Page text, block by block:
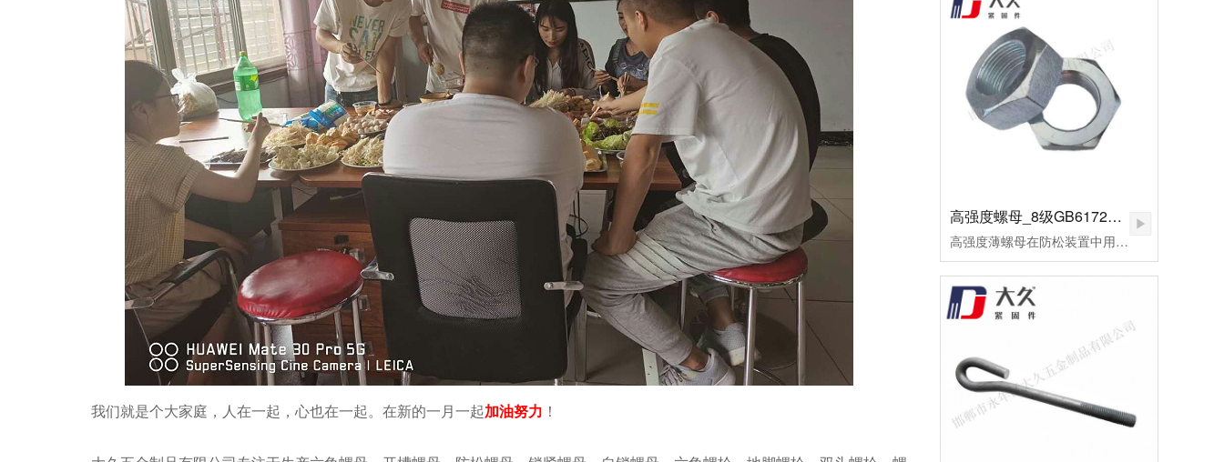
我们就是个大家庭，人在一起，心也在一起。在新的一月一起加油努力 ！
高强度螺母_8级GB6172镀锌薄螺母
高强度薄螺母在防松装置中用作副螺母，起锁紧作用，或用于螺纹连接副主要承受剪切力的地方。用高强度钢制造的，或者需要施以较大预紧力的螺母，皆可称为高强度螺母。高强度螺母多用于桥梁、钢轨、高压及超高压设备的连接。这种螺母的断裂多为脆性断裂。应用于超高压设备上的高强度螺母，为了保证容器的密封，需要施以较大的预应力。当今大飞机、大型发电设备、汽车、高速火车、大型船舶、大型成套设备等为代表的先进制造已将进入重要的发展方向。由此，紧固件将进入重要的发展阶段。高强度薄螺母用于重要机械的连接，反复的拆装或各式的安装扭矩法对高强度薄螺母要求极高。因此，对其表面状况及螺纹精度的好坏，将直接影响主机的使用寿命及安全。为了改善摩擦系数，避免在使用过程中出现锈蚀、咬死或卡住，技术要求规定其表面应进行镍磷镀处理。镀层厚度保证在0.02～0.03mm范围内，镀层均匀，致密、无针孔等。